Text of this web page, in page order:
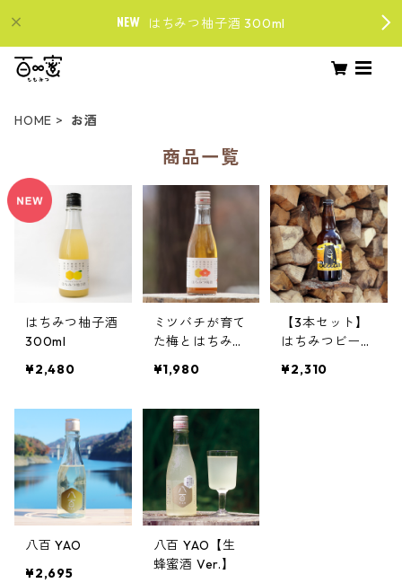
はちみつ柚子酒 300ml
HOME お酒
商品一覧
はちみつ柚子酒
300ml
¥2,480
ミツバチが育て
た梅とはちみつ
¥1,980
【3本セット】
はちみつビール
アー）
¥2,310
八百 YAO
¥2,695
八百 YAO【生
蜂蜜酒 Ver.】